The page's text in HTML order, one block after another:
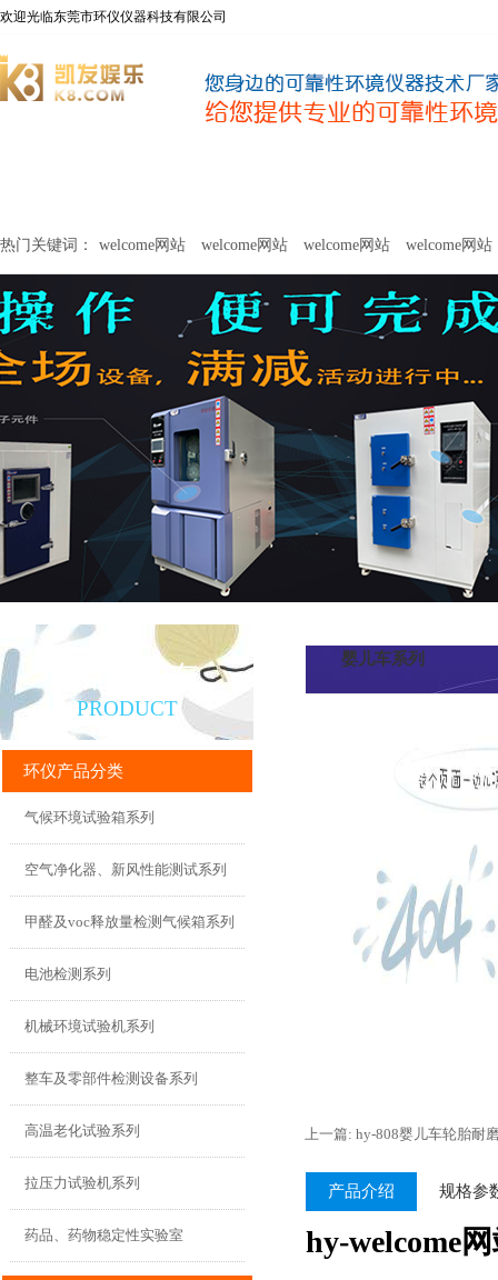
欢迎光临东莞市环仪仪器科技有限公司
关于环仪 联系环仪
热门关键词： welcome网站 welcome网站 welcome网站 welcome网站
网站 welcome网站
产品直通车
PRODUCT
环仪产品分类
气候环境试验箱系列
空气净化器、新风性能测试系列
甲醛及voc释放量检测气候箱系列
电池检测系列
机械环境试验机系列
整车及零部件检测设备系列
高温老化试验系列
拉压力试验机系列
药品、药物稳定性实验室
婴儿车系列
上一篇: hy-808婴儿车轮胎耐
产品介绍 规格参
hy-welcome